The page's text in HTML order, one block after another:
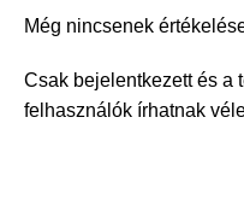
Még nincsenek
Csak bejelentkezett és a
felhasználók írhatnak